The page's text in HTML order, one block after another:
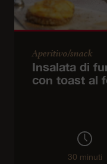
Aperitivo/snack
Insalata di
con toast al
30 minuti